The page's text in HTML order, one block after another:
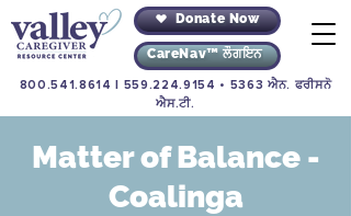
Donate Now
CareNav™ ਲੌਗਇਨ
800.541.8614 559.224.9154 • 5363 ਐਨ. ਫਰੀਸਨੋ
ਐਸ.ਟੀ.
Matter of Balance -
Coalinga